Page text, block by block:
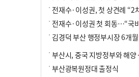
부산시, 중국 지방정부와 해양
부산광복원정대 출정식